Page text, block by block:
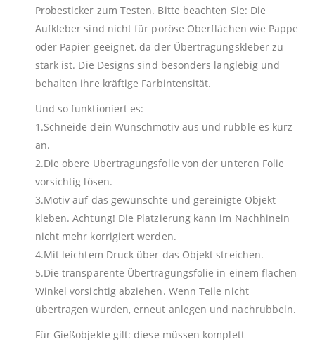
Probesticker zum Testen. Bitte beachten Sie: Die
Aufkleber sind nicht für poröse Oberflächen wie Pappe
oder Papier geeignet, da der Übertragungskleber zu
stark ist. Die Designs sind besonders langlebig und
behalten ihre kräftige Farbintensität.
Und so funktioniert es:
1.Schneide dein Wunschmotiv aus und rubble es kurz
an.
2.Die obere Übertragungsfolie von der unteren Folie
vorsichtig lösen.
3.Motiv auf das gewünschte und gereinigte Objekt
kleben. Achtung! Die Platzierung kann im Nachhinein
nicht mehr korrigiert werden.
4.Mit leichtem Druck über das Objekt streichen.
5.Die transparente Übertragungsfolie in einem flachen
Winkel vorsichtig abziehen. Wenn Teile nicht
übertragen wurden, erneut anlegen und nachrubbeln.
Für Gießobjekte gilt: diese müssen komplett